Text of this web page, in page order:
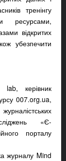
тренінгу
ресурсами,
відкритих
убезпечити
керівник
007.org.ua,
«Є-
порталу
журналу Mind